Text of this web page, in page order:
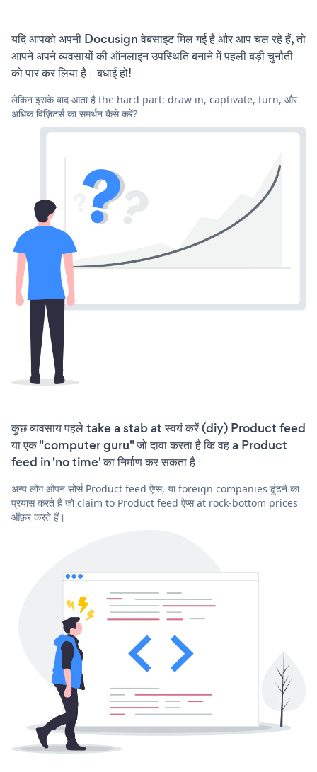
यदि आपको अपनी Docusign वेबसाइट मिल गई है और आप चल रहे हैं, तो
आपने अपने व्यवसायों की ऑनलाइन उपस्थिति बनाने में पहली बड़ी चुनौती
को पार कर लिया है। बधाई हो!
लेकिन इसके बाद आता है the hard part: draw in, captivate, turn, और
अधिक विज़िटर्स का समर्थन कैसे करें?
कुछ व्यवसाय पहले take a stab at स्वयं करें (diy) Product feed
या एक "computer guru" जो दावा करता है कि वह a Product
feed in 'no time' का निर्माण कर सकता है।
अन्य लोग ओपन सोर्स Product feed ऐप्स, या foreign companies ढूंढने का
प्रयास करते हैं जो claim to Product feed ऐप्स at rock-bottom prices
ऑफ़र करते हैं।